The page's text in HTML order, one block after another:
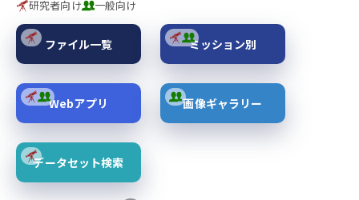
研究者向け 一般向け
ファイル一覧 ミッション別
Webアプリ 画像ギャラリー
データセット検索